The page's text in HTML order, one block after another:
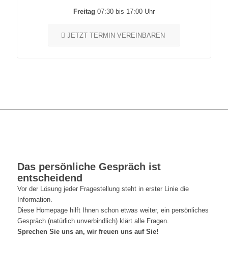
Freitag 07:30 bis 17:00 Uhr
JETZT TERMIN VEREINBAREN
Das persönliche Gespräch ist
entscheidend
Vor der Lösung jeder Fragestellung steht in erster Linie die
Information.
Diese Homepage hilft Ihnen schon etwas weiter, ein persönliches
Gespräch (natürlich unverbindlich) klärt alle Fragen.
Sprechen Sie uns an, wir freuen uns auf Sie!